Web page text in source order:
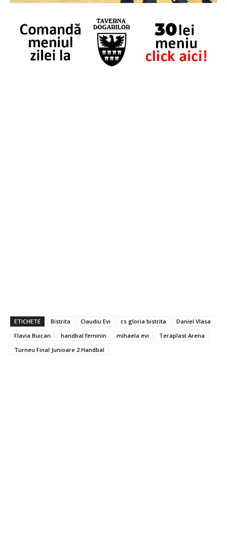
ETICHETE Bistrita Claudiu Evi cs gloria bistrita
Daniel Vlasa
Flavia Buican
handbal feminin mihaela evi
Teraplast Arena
Turneu Final Junioare 2 Handbal